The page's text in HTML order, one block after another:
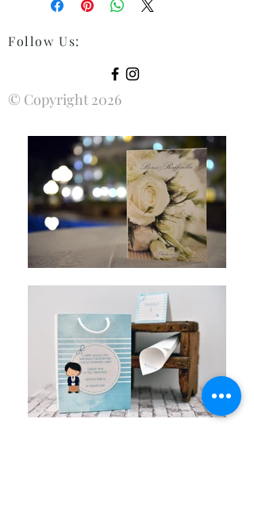
Follow Us:
© Copyright 2026